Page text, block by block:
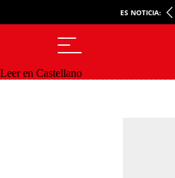
ES NOTICIA:
Leer en Castellano